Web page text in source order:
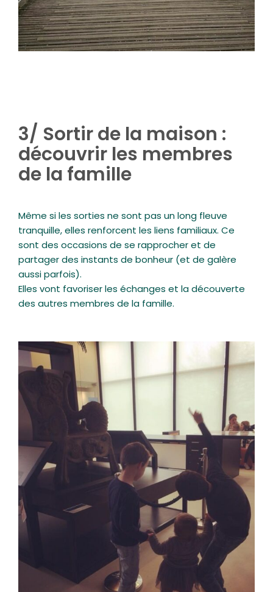
3/ Sortir de la maison :
découvrir les membres
de la famille
Même si les sorties ne sont pas un long fleuve
tranquille, elles renforcent les liens familiaux. Ce
sont des occasions de se rapprocher et de
partager des instants de bonheur (et de galère
aussi parfois).
Elles vont favoriser les échanges et la découverte
des autres membres de la famille.